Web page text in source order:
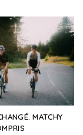
MATCHY